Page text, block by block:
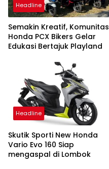
Headline
Semakin Kreatif, Komunitas
Honda PCX Bikers Gelar
Edukasi Bertajuk Playland
Headline
Skutik Sporti New Honda
Vario Evo 160 Siap
mengaspal di Lombok